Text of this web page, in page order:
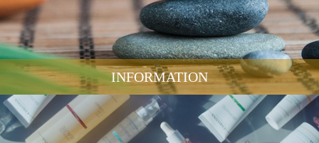
INFORMATION